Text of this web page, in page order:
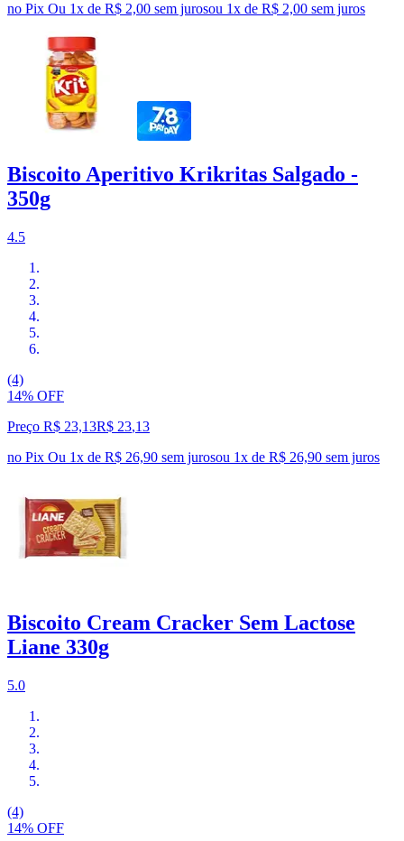
no Pix Ou 1x de R$ 2,00 sem jurosou 1x de R$ 2,00 sem juros
Biscoito Aperitivo Krikritas Salgado -
350g
4.5
(4)
14% OFF
Preço R$ 23,13R$ 23,13
no Pix Ou 1x de R$ 26,90 sem jurosou 1x de R$ 26,90 sem juros
Biscoito Cream Cracker Sem Lactose
Liane 330g
5.0
(4)
14% OFF